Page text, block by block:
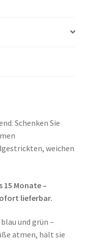
Schenken Sie
weichen
15 Monate –
lieferbar.
und grün –
atmen, hält sie